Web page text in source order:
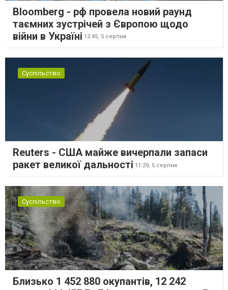
Bloomberg - рф провела новий раунд
таємних зустрічей з Європою щодо
війни в Україні 12:45, 5 серпня
Суспільство
Reuters - США майже вичерпали запаси
ракет великої дальності 11:29, 5 серпня
Суспільство
Близько 1 452 880 окупантів, 12 242